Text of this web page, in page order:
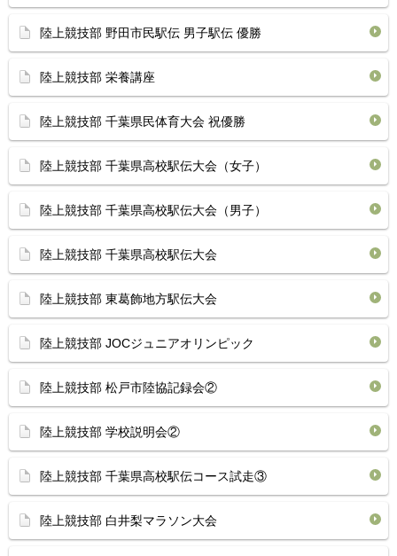
陸上競技部 野田市民駅伝 男子駅伝 優勝
陸上競技部 栄養講座
陸上競技部 千葉県民体育大会 祝優勝
陸上競技部 千葉県高校駅伝大会（女子）
陸上競技部 千葉県高校駅伝大会（男子）
陸上競技部 千葉県高校駅伝大会
陸上競技部 東葛飾地方駅伝大会
陸上競技部 JOCジュニアオリンピック
陸上競技部 松戸市陸協記録会②
陸上競技部 学校説明会②
陸上競技部 千葉県高校駅伝コース試走③
陸上競技部 白井梨マラソン大会